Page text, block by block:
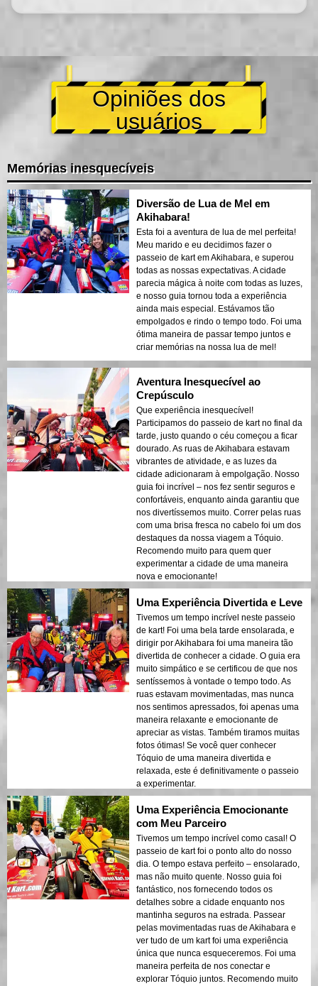
Opiniões dos
usuários
Memórias inesquecíveis
Diversão de Lua de Mel em
Akihabara!
Esta foi a aventura de lua de mel perfeita!
Meu marido e eu decidimos fazer o
passeio de kart em Akihabara, e superou
todas as nossas expectativas. A cidade
parecia mágica à noite com todas as luzes,
e nosso guia tornou toda a experiência
ainda mais especial. Estávamos tão
empolgados e rindo o tempo todo. Foi uma
ótima maneira de passar tempo juntos e
criar memórias na nossa lua de mel!
Aventura Inesquecível ao
Crepúsculo
Que experiência inesquecível!
Participamos do passeio de kart no final da
tarde, justo quando o céu começou a ficar
dourado. As ruas de Akihabara estavam
vibrantes de atividade, e as luzes da
cidade adicionaram à empolgação. Nosso
guia foi incrível – nos fez sentir seguros e
confortáveis, enquanto ainda garantiu que
nos divertíssemos muito. Correr pelas ruas
com uma brisa fresca no cabelo foi um dos
destaques da nossa viagem a Tóquio.
Recomendo muito para quem quer
experimentar a cidade de uma maneira
nova e emocionante!
Uma Experiência Divertida e Leve
Tivemos um tempo incrível neste passeio
de kart! Foi uma bela tarde ensolarada, e
dirigir por Akihabara foi uma maneira tão
divertida de conhecer a cidade. O guia era
muito simpático e se certificou de que nos
sentíssemos à vontade o tempo todo. As
ruas estavam movimentadas, mas nunca
nos sentimos apressados, foi apenas uma
maneira relaxante e emocionante de
apreciar as vistas. Também tiramos muitas
fotos ótimas! Se você quer conhecer
Tóquio de uma maneira divertida e
relaxada, este é definitivamente o passeio
a experimentar.
Uma Experiência Emocionante
com Meu Parceiro
Tivemos um tempo incrível como casal! O
passeio de kart foi o ponto alto do nosso
dia. O tempo estava perfeito – ensolarado,
mas não muito quente. Nosso guia foi
fantástico, nos fornecendo todos os
detalhes sobre a cidade enquanto nos
mantinha seguros na estrada. Passear
pelas movimentadas ruas de Akihabara e
ver tudo de um kart foi uma experiência
única que nunca esqueceremos. Foi uma
maneira perfeita de nos conectar e
explorar Tóquio juntos. Recomendo muito